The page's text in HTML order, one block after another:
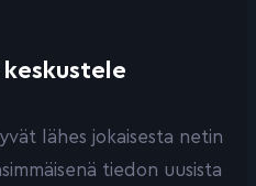
keskustele
lähes jokaisesta netin
tiedon uusista